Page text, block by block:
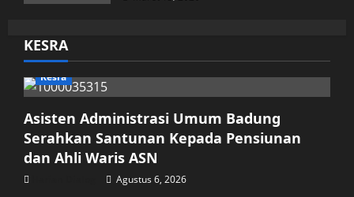
KESRA
Kesra
Asisten Administrasi Umum Badung
Serahkan Santunan Kepada Pensiunan
dan Ahli Waris ASN
Agustus 6, 2026